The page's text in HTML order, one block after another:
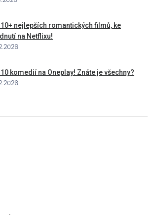
10+ nejlepších romantických filmů, ke
na Netflixu!
10 komedií na Oneplay! Znáte je všechny?